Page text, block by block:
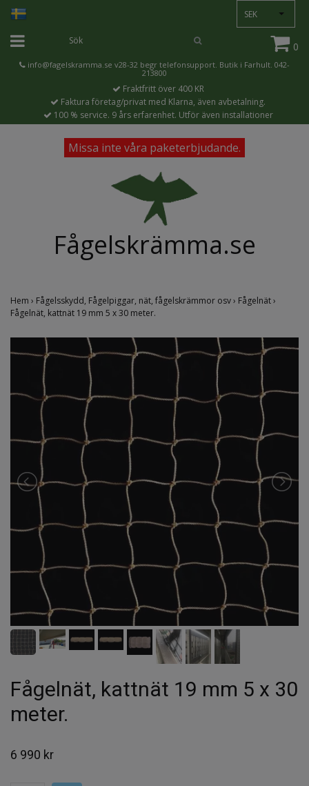
SEK
0
info@fagelskramma.se v28-32 begr telefonsupport. Butik i Farhult. 042-
213800
Fraktfritt över 400 KR
Faktura företag/privat med Klarna, även avbetalning.
100 % service. 9 års erfarenhet. Utför även installationer
Missa inte våra paketerbjudande.
Fågelskrämma.se
Hem › Fågelsskydd, Fågelpiggar, nät, fågelskrämmor osv› Fågelnät›
Fågelnät, kattnät 19 mm 5 x 30 meter.
Fågelnät, kattnät 19 mm 5 x 30
meter.
6 990 kr